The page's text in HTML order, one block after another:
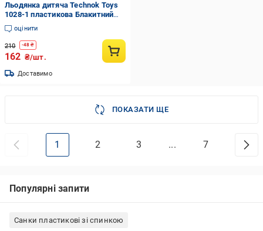
Льодянка дитяча Technok Toys
1028-1 пластикова Блакитний
(29823966)
оцінити
210 -48 ₴
162 ₴/шт.
Доставимо
ПОКАЗАТИ ЩЕ
1 2 3 ... 7
Популярні запити
Санки пластикові зі спинкою